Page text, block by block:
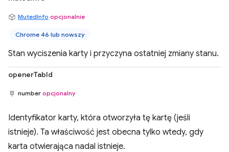
MutedInfo opcjonalnie
Chrome 46 lub nowszy
Stan wyciszenia karty i przyczyna ostatniej zmiany stanu.
openerTabId
number opcjonalny
Identyfikator karty, która otworzyła tę kartę (jeśli
istnieje). Ta właściwość jest obecna tylko wtedy, gdy
karta otwierająca nadal istnieje.